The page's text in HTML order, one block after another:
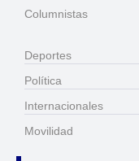
Columnistas
Deportes
Política
Internacionales
Movilidad